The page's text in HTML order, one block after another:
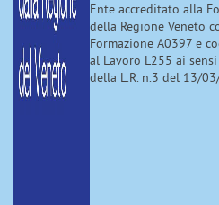
Ente accreditato alla
della Regione Veneto
Formazione A0397 e
al Lavoro L255 ai
della L.R. n.3 del 13/